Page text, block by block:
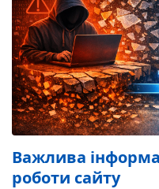
Важлива
роботи сайту